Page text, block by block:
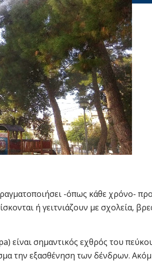
-όπως κάθε χρόνο-
ή γειτνιάζουν με σχολεία,
είναι σημαντικός εχθρός του
την εξασθένηση των δένδρων.